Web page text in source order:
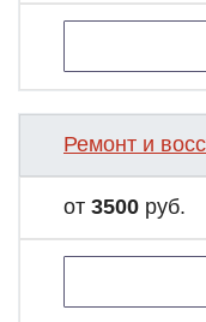
Ремонт и
от 3500 руб.